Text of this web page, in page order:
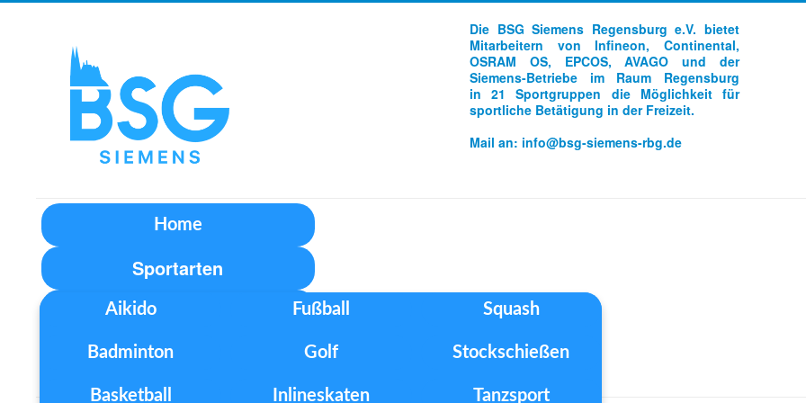
Die BSG Siemens Regensburg e.V. bietet
Mitarbeitern von Infineon, Continental,
OSRAM OS, EPCOS, AVAGO und der
Siemens-Betriebe im Raum Regensburg
in 21 Sportgruppen die Möglichkeit für
sportliche Betätigung in der Freizeit.
Mail an: info@bsg-siemens-rbg.de
Home
Sportarten
Aikido
Badminton
Basketball
Fußball
Golf
Inlineskaten
Squash
Stockschießen
Tanzsport
Unser Verein
Aktuelles